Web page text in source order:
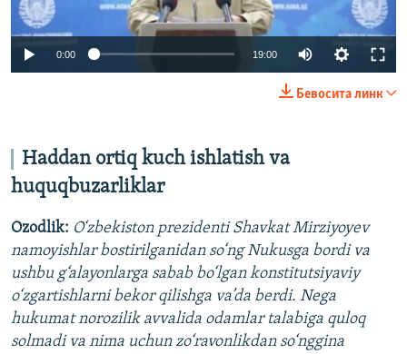
720p
0:00 19:00
Бевосита линк
Haddan ortiq kuch ishlatish va
huquqbuzarliklar
Ozodlik: O‘zbekiston prezidenti Shavkat Mirziyoyev
namoyishlar bostirilganidan so‘ng Nukusga bordi va
ushbu g‘alayonlarga sabab bo‘lgan konstitutsiyaviy
o‘zgartishlarni bekor qilishga va’da berdi. Nega
hukumat norozilik avvalida odamlar talabiga quloq
solmadi va nima uchun zo‘ravonlikdan so‘nggina